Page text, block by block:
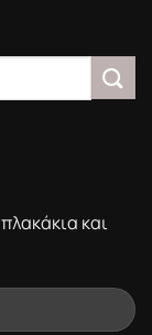
και